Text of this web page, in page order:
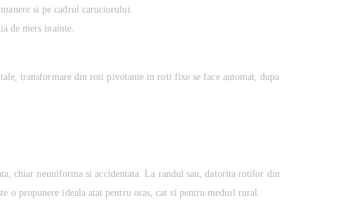
si pe cadrul caruciorului.
de mers inainte.
transformare din roti pivotante in roti fixe se face automat, dupa
chiar neuniforma si accidentata. La randul sau, datorita rotilor din
o propunere ideala atat pentru oras, cat si pentru mediul rural.